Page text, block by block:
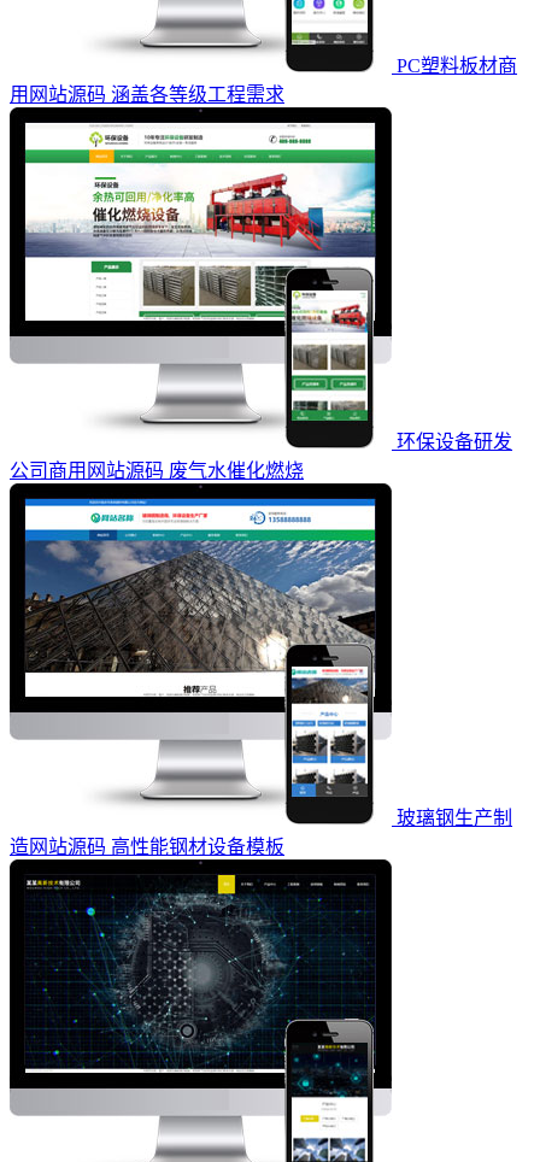
PC塑料板材商
用网站源码 涵盖各等级工程需求
环保设备研发
公司商用网站源码 废气水催化燃烧
玻璃钢生产制
造网站源码 高性能钢材设备模板